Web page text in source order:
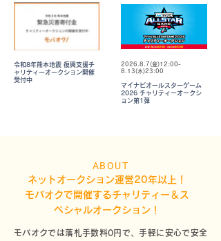
令和8年熊本地震 復興支援チ
ャリティーオークション開催
受付中
2026.8.7(金)12:00-
8.13(木)23:00
マイナビオールスターゲーム
2026 チャリティーオークシ
ョン第1弾
ABOUT
ネットオークション運営20年以上！
モバオクで開催するチャリティー＆ス
ペシャルオークション！
モバオクでは落札手数料0円で、手軽に安心で安全